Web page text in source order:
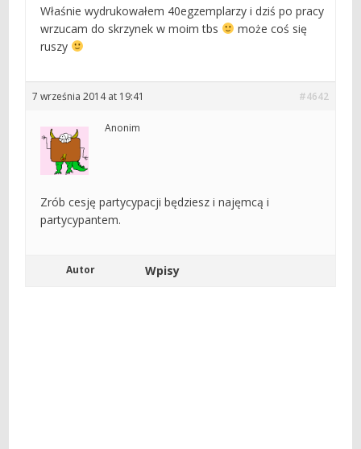
Właśnie wydrukowałem 40egzemplarzy i dziś po pracy
wrzucam do skrzynek w moim tbs
może coś się
ruszy
7 września 2014 at 19:41 #4642
Anonim
Zrób cesję partycypacji będziesz i najęmcą i
partycypantem.
Autor Wpisy